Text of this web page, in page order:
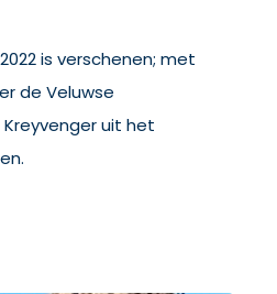
is verschenen; met
de Veluwse
uit het